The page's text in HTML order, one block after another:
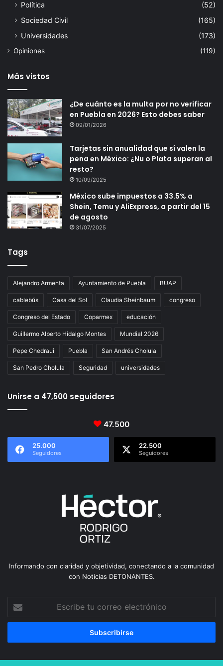
Política
(52)
Sociedad Civil
(165)
Universidades
(173)
Opiniones (119)
Más vistos
¿De cuánto es la multa por no verificar
en Puebla en 2026? Esto debes saber
09/01/2026
Tarjetas sin anualidad que sí valen la
pena en México: ¿Nu o Plata superan al
resto?
10/09/2025
México sube impuestos a 33.5% a
Shein, Temu y AliExpress, a partir del 15
de agosto
31/07/2025
Tags
Alejandro Armenta Ayuntamiento de Puebla BUAP
cablebús Casa del Sol Claudia Sheinbaum congreso
Congreso del Estado Coparmex educación
Guillermo Alberto Hidalgo Montes Mundial 2026
Pepe Chedraui Puebla San Andrés Cholula
San Pedro Cholula Seguridad universidades
Unirse a 47,500 seguidores
47.500
25.000
Seguidores
22.500
Seguidores
Informando con claridad y objetividad, conectando a la comunidad
con Noticias DETONANTES.
tu
correo